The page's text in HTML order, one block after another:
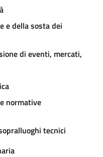
e della sosta dei
di eventi, mercati,
normative
tecnici